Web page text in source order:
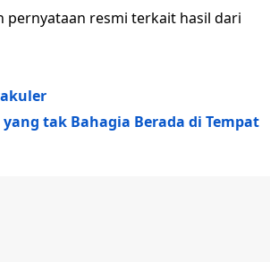
pernyataan resmi terkait hasil dari
tak Bahagia Berada di Tempat